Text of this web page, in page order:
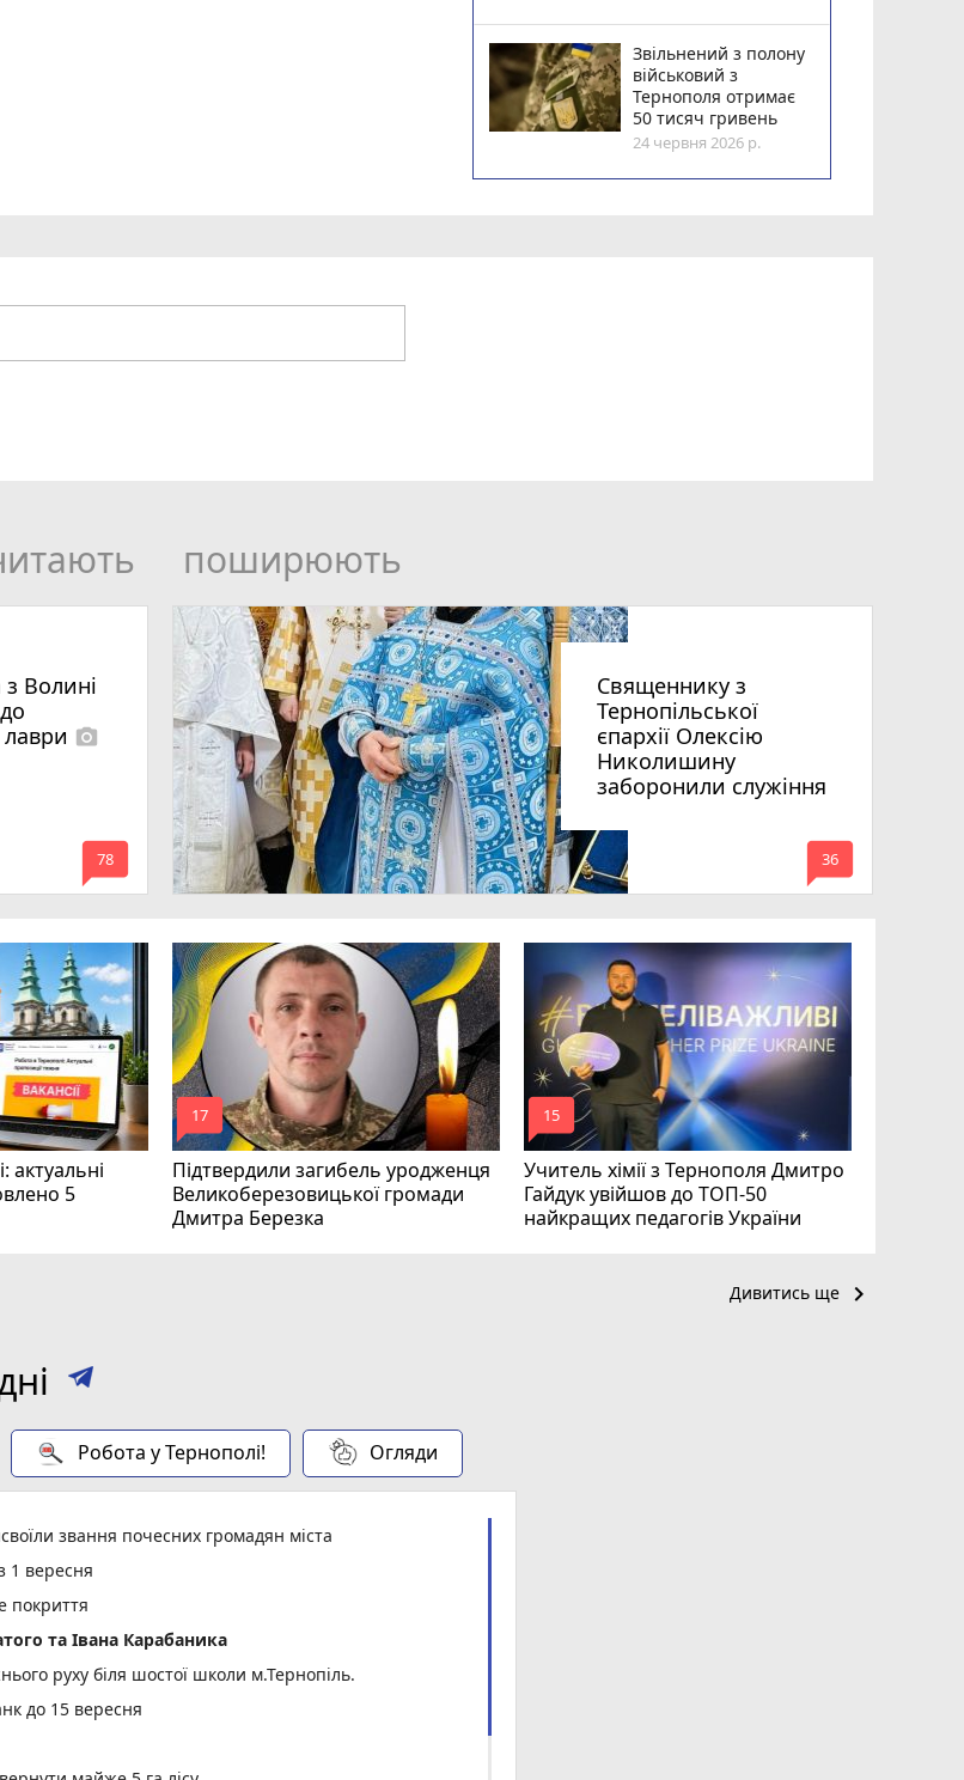
Звільнений з полону
військовий з
Тернополя отримає
50 тисяч гривень
24 червня 2026 р.
поширюють
Волині
лаври photo_camera
mode_comment
78
Священнику з
Тернопільської
єпархії Олексію
Николишину
заборонили служіння
mode_comment
36
актуальні
5
Підтвердили загибель уродженця
Великоберезовицької громади
Дмитра Березка
mode_comment
17
Учитель хімії з Тернополя Дмитро
Гайдук увійшов до ТОП-50
найкращих педагогів України
mode_comment
15
Дивитись ще keyboard_arrow_right
Робота у Тернополі! Огляди
звання почесних громадян міста
1 вересня
покриття
та Івана Карабаника
руху біля шостої школи м.Тернопіль.
до 15 вересня